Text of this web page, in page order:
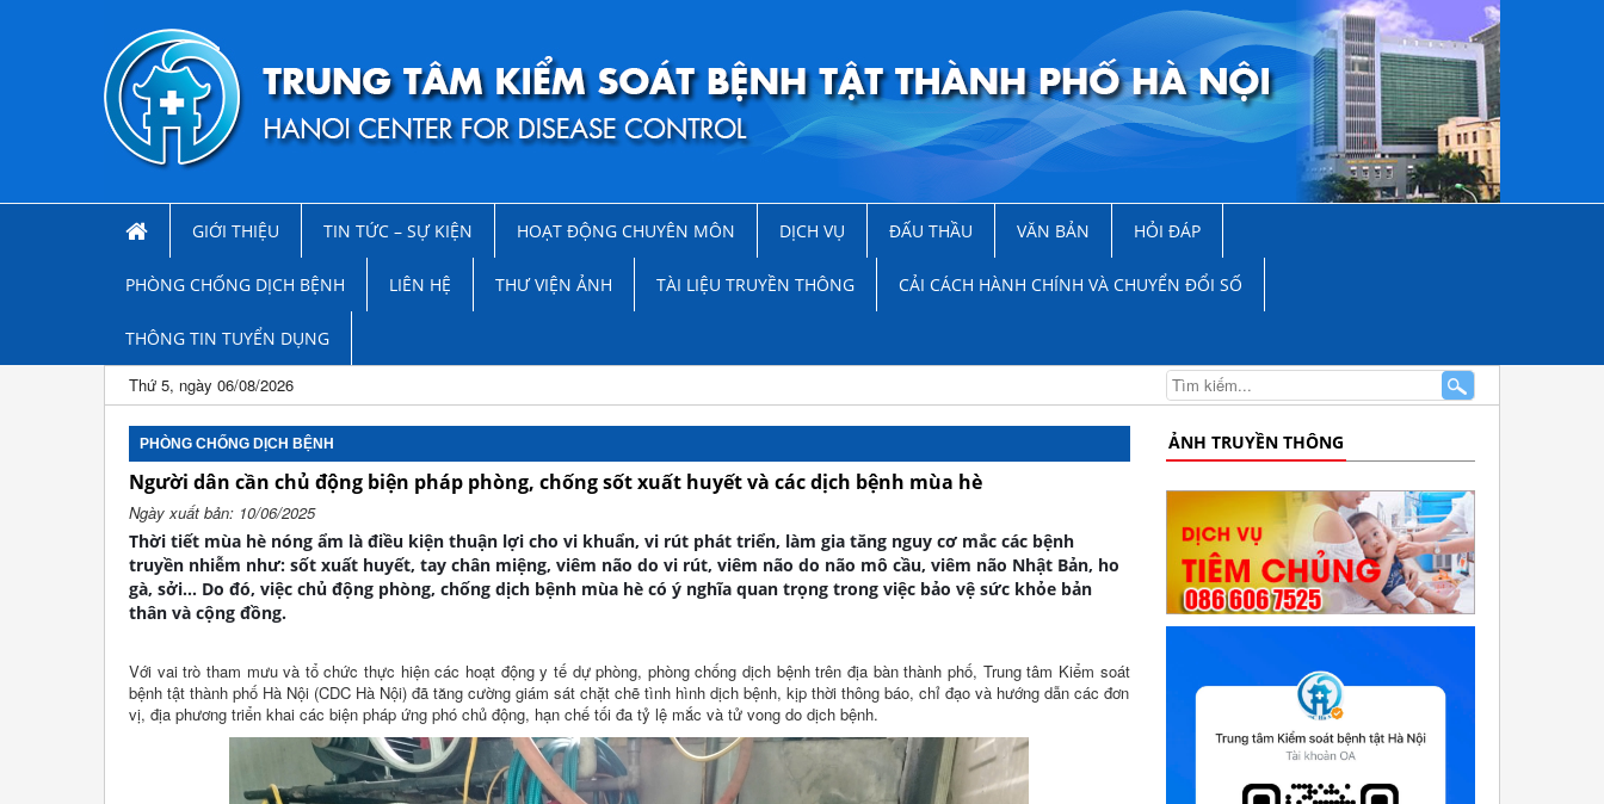
GIỚI THIỆU TIN TỨC – SỰ KIỆN HOẠT ĐỘNG CHUYÊN MÔN DỊCH VỤ ĐẤU THẦU VĂN BẢN HỎI ĐÁP
PHÒNG CHỐNG DỊCH BỆNH LIÊN HỆ THƯ VIỆN ẢNH TÀI LIỆU TRUYỀN THÔNG CẢI CÁCH HÀNH CHÍNH VÀ CHUYỂN ĐỔI SỐ
THÔNG TIN TUYỂN DỤNG
Thứ 5, ngày 06/08/2026
PHÒNG CHỐNG DỊCH BỆNH
Người dân cần chủ động biện pháp phòng, chống sốt xuất huyết và các dịch bệnh mùa hè
Ngày xuất bản: 10/06/2025
Thời tiết mùa hè nóng ẩm là điều kiện thuận lợi cho vi khuẩn, vi rút phát triển, làm gia tăng nguy cơ mắc các bệnh
truyền nhiễm như: sốt xuất huyết, tay chân miệng, viêm não do vi rút, viêm não do não mô cầu, viêm não Nhật Bản, ho
gà, sởi... Do đó, việc chủ động phòng, chống dịch bệnh mùa hè có ý nghĩa quan trọng trong việc bảo vệ sức khỏe bản
thân và cộng đồng.
Với vai trò tham mưu và tổ chức thực hiện các hoạt động y tế dự phòng, phòng chống dịch bệnh trên địa bàn thành phố, Trung tâm Kiểm soát
bệnh tật thành phố Hà Nội (CDC Hà Nội) đã tăng cường giám sát chặt chẽ tình hình dịch bệnh, kịp thời thông báo, chỉ đạo và hướng dẫn các đơn
vị, địa phương triển khai các biện pháp ứng phó chủ động, hạn chế tối đa tỷ lệ mắc và tử vong do dịch bệnh.
ẢNH TRUYỀN THÔNG